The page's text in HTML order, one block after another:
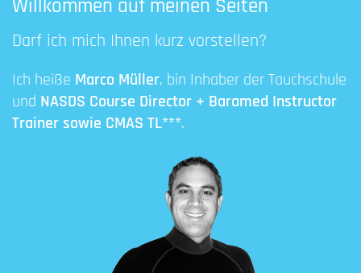
Willkommen auf meinen Seiten
Darf ich mich Ihnen kurz vorstellen?
Ich heiße Marco Müller, bin Inhaber der Tauchschule
und NASDS Course Director + Baramed Instructor
Trainer sowie CMAS TL***.